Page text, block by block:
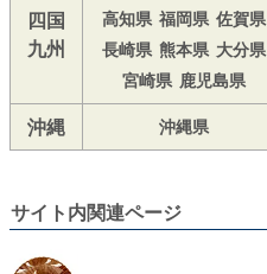
四国
九州
高知県 福岡県 佐賀県
長崎県 熊本県 大分県
宮崎県 鹿児島県
沖縄 沖縄県
サイト内関連ページ